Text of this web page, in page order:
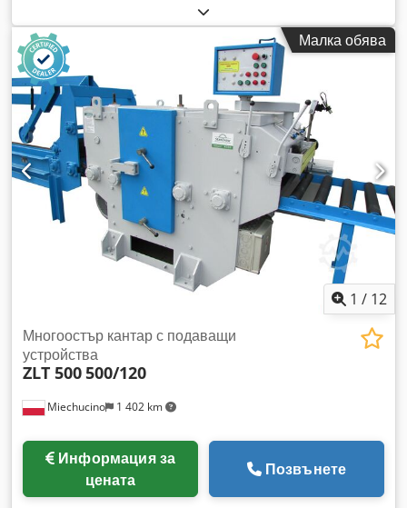
изправна и готова за производство. Това е най-ценената
марка сред малките ламиниращи машини. Идеална за
производство на обложки, декоративни опаковки и други.
Произведено в Германия. Машината работи с топъл
лепило. Оборудвана е с вградена нагревателна плоча и
водна баня. Месингови валове. Безстепенно регулиране:
дебелина на лепилото, ширина на процепа и скорост.
Dksdpfxszkycwe Am Ssr Работна ширина: 500 мм
Захранване: 380V Тегло: 60 кг
Малка обява
1 / 12
Miechucino 1 402 km
Многоостър кантар с подаващи
устройства
ZLT 500500/120
Информация за
цената
Позвънете